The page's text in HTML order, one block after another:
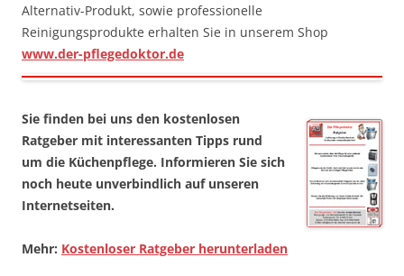
Alternativ-Produkt, sowie professionelle
Reinigungsprodukte erhalten Sie in unserem Shop
www.der-pflegedoktor.de
Sie finden bei uns den kostenlosen
Ratgeber mit interessanten Tipps rund
um die Küchenpflege. Informieren Sie sich
noch heute unverbindlich auf unseren
Internetseiten.
Mehr: Kostenloser Ratgeber herunterladen